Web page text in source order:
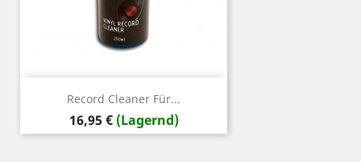
Record Cleaner Für...
Preis
16,95 € (Lagernd)